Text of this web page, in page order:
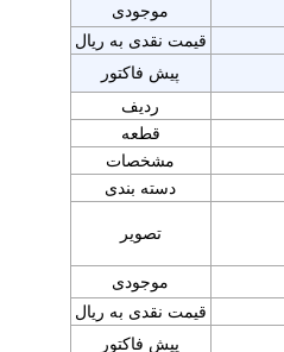
موجودی
قیمت نقدی به ریال
پیش فاکتور
ردیف
قطعه
مشخصات
دسته بندی
تصویر
موجودی
قیمت نقدی به ریال
پیش فاکتور